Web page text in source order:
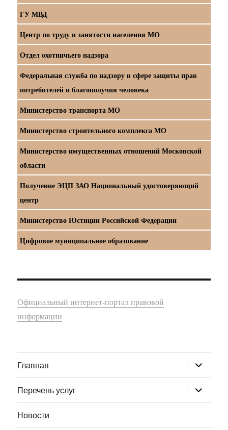
ГУ МВД
Центр по труду и занятости населения МО
Отдел охотничьего надзора
Федеральная служба по надзору в сфере защиты прав
потребителей и благополучия человека
Министерство транспорта МО
Министерство строительного комплекса МО
Министерство имущественных отношений Московской
области
Получение ЭЦП ЗАО Национальный удостоверяющий
центр
Министерство Юстиции Российской Федерации
Цифровое муниципальное образование
Официальный интернет-портал правовой
информации
Главная раскрыть
дочернее
меню
Перечень услуг
раскрыть
дочернее
меню
Новости